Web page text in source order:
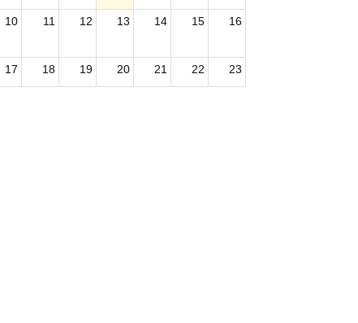
10 11 12 13 14 15 16
17 18 19 20 21 22 23